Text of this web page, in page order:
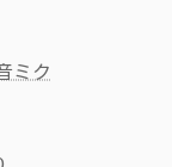
ミク